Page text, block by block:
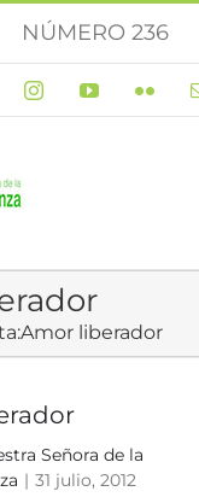
NÚMERO 236
InstagramYouTubeFlickr
Amor liberador
Señora de la
| 31 julio, 2012